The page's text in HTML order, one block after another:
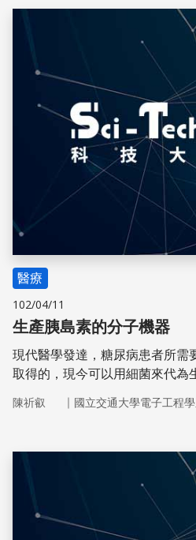
醫療
102/04/11
生產胰島素的分子機器
現代醫學發達，糖尿病患者所需
取得的，現今可以用細菌來代為
模擬人體細胞內核醣體（
陳祈叡 ｜ 國立交通大學電子工程